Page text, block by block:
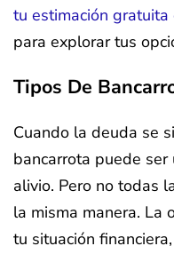
tu estimación
para explorar tus
Tipos De
Cuando la deuda se
bancarrota puede
alivio. Pero no todas
la misma manera. La
tu situación